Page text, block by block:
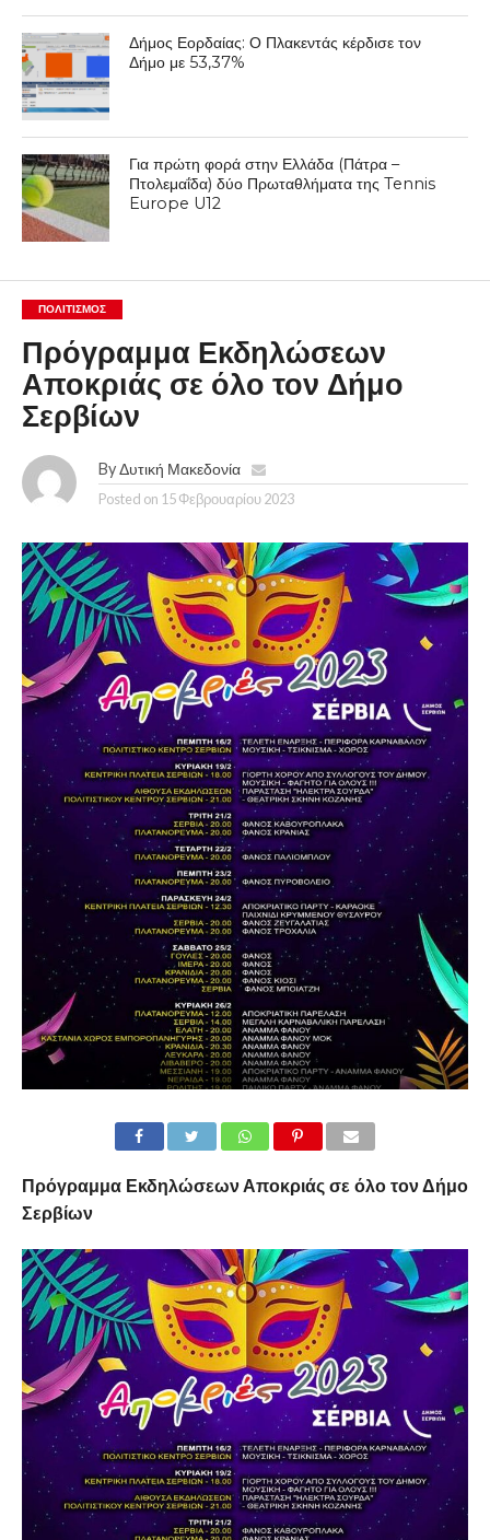
Δήμος Εορδαίας: Ο Πλακεντάς κέρδισε τον
Δήμο με 53,37%
Για πρώτη φορά στην Ελλάδα (Πάτρα –
Πτολεμαΐδα) δύο Πρωταθλήματα της Tennis
Europe U12
ΠΟΛΙΤΙΣΜΌΣ
Πρόγραμμα Εκδηλώσεων
Αποκριάς σε όλο τον Δήμο
Σερβίων
By Δυτική Μακεδονία
Posted on 15 Φεβρουαρίου 2023
Πρόγραμμα Εκδηλώσεων Αποκριάς σε όλο τον Δήμο
Σερβίων